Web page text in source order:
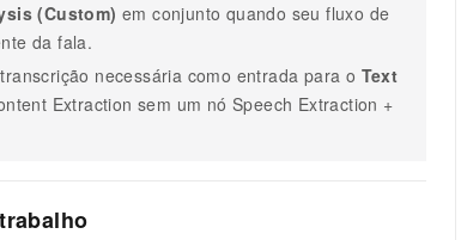
(Custom) em conjunto quando seu fluxo de
da fala.
necessária como entrada para o Text
Extraction sem um nó Speech Extraction +